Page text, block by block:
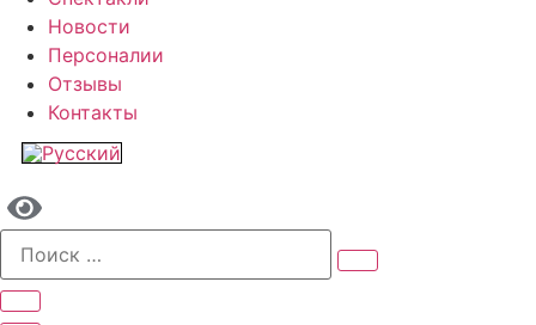
Новости
Персоналии
Отзывы
Контакты